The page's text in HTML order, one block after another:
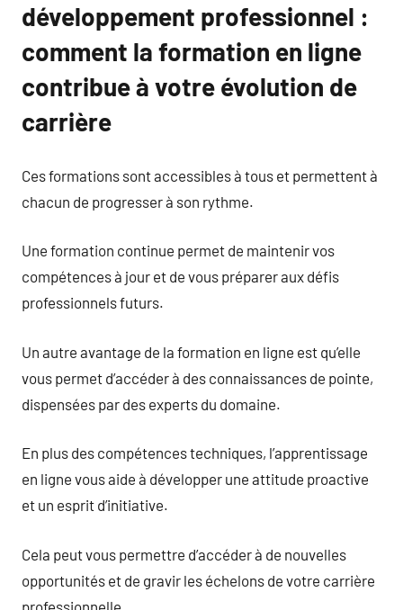
développement professionnel :
comment la formation en ligne
contribue à votre évolution de
carrière
Ces formations sont accessibles à tous et permettent à
chacun de progresser à son rythme.
Une formation continue permet de maintenir vos
compétences à jour et de vous préparer aux défis
professionnels futurs.
Un autre avantage de la formation en ligne est qu’elle
vous permet d’accéder à des connaissances de pointe,
dispensées par des experts du domaine.
En plus des compétences techniques, l’apprentissage
en ligne vous aide à développer une attitude proactive
et un esprit d’initiative.
Cela peut vous permettre d’accéder à de nouvelles
opportunités et de gravir les échelons de votre carrière
professionnelle.